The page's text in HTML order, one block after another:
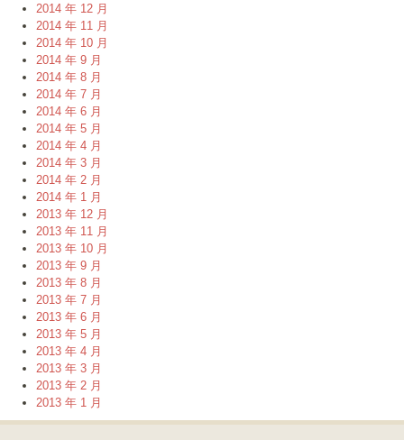
2014 年 12 月
2014 年 11 月
2014 年 10 月
2014 年 9 月
2014 年 8 月
2014 年 7 月
2014 年 6 月
2014 年 5 月
2014 年 4 月
2014 年 3 月
2014 年 2 月
2014 年 1 月
2013 年 12 月
2013 年 11 月
2013 年 10 月
2013 年 9 月
2013 年 8 月
2013 年 7 月
2013 年 6 月
2013 年 5 月
2013 年 4 月
2013 年 3 月
2013 年 2 月
2013 年 1 月